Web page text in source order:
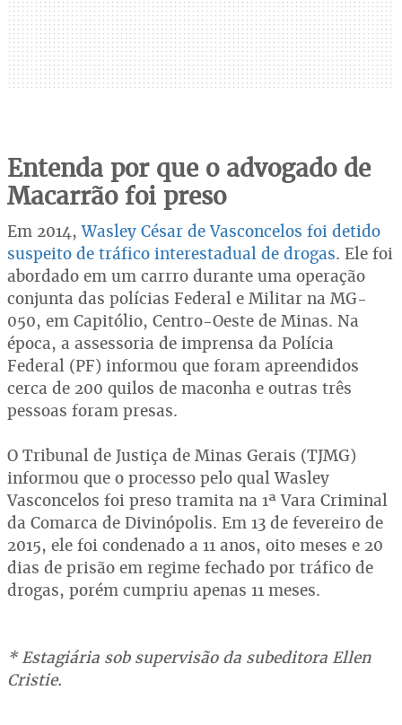
Entenda por que o advogado de
Macarrão foi preso
Em 2014,Wasley César de Vasconcelos foi detido
suspeito de tráfico interestadual de drogas. Ele foi
abordado em um carrro durante uma operação
conjunta das polícias Federal e Militar na MG-
050, em Capitólio, Centro-Oeste de Minas. Na
época, a assessoria de imprensa da Polícia
Federal (PF) informou que foram apreendidos
cerca de 200 quilos de maconha e outras três
pessoas foram presas.
O Tribunal de Justiça de Minas Gerais (TJMG)
informou que o processo pelo qual Wasley
Vasconcelos foi preso tramita na 1ª Vara Criminal
da Comarca de Divinópolis. Em 13 de fevereiro de
2015, ele foi condenado a 11 anos, oito meses e 20
dias de prisão em regime fechado por tráfico de
drogas, porém cumpriu apenas 11 meses.
* Estagiária sob supervisão da subeditora Ellen
Cristie.